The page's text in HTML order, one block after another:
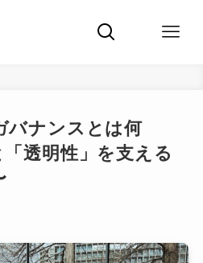
バナンスとは何
透明性」を支える